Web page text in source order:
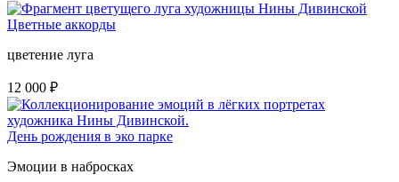
Цветные аккорды
цветение луга
12 000 ₽
День рождения в эко парке
Эмоции в набросках